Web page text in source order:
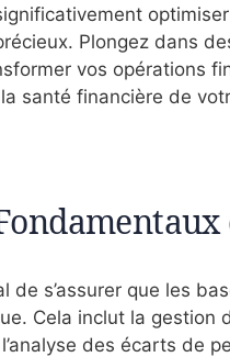
Plongez dans
vos opérations
santé financière de
de s’assurer que les
Cela inclut la gestion
des écarts de